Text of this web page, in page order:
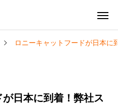
ロニーキャットフードが日本に
日本に到着！弊社ス